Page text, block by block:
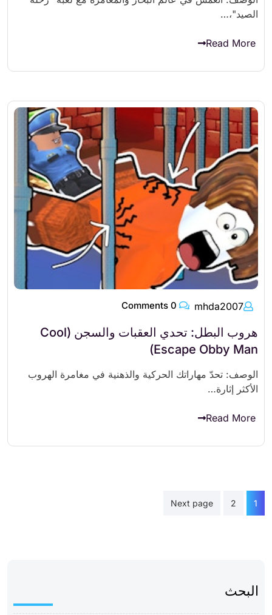
الصيد"،…
Read More
mhda2007
هروب البطل: تحدي العقبات والسجن (Cool
Escape Obby Man)
الوصف: تحدّ مهاراتك الحركية والذهنية في مغامرة الهروب
الأكثر إثارة…
Read More
تعدد
صفحات
1
2
Next page
البحث